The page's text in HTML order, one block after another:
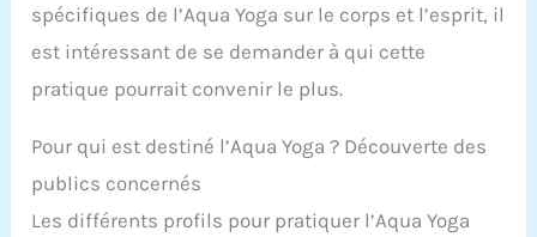
spécifiques de l’Aqua Yoga sur le corps et l’esprit, il
est intéressant de se demander à qui cette
pratique pourrait convenir le plus.
Pour qui est destiné l’Aqua Yoga ? Découverte des
publics concernés
Les différents profils pour pratiquer l’Aqua Yoga